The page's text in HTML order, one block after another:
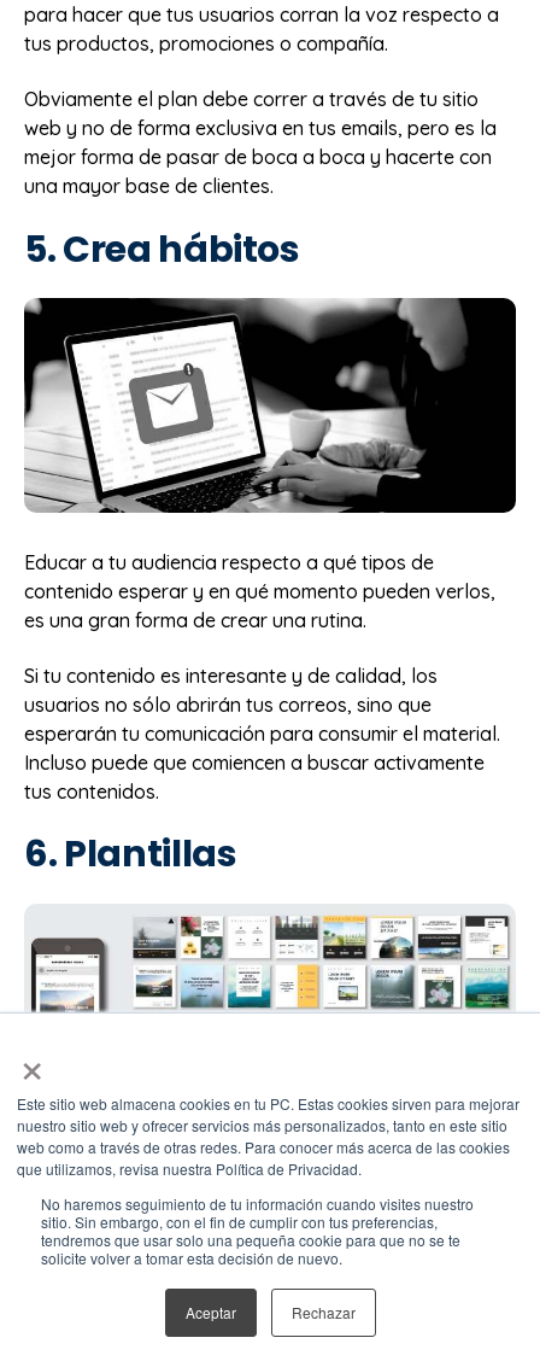
×
Este sitio web almacena cookies en tu PC. Estas cookies sirven para mejorar
nuestro sitio web y ofrecer servicios más personalizados, tanto en este sitio
web como a través de otras redes. Para conocer más acerca de las cookies
que utilizamos, revisa nuestra Política de Privacidad.
No haremos seguimiento de tu información cuando visites nuestro
sitio. Sin embargo, con el fin de cumplir con tus preferencias,
tendremos que usar solo una pequeña cookie para que no se te
solicite volver a tomar esta decisión de nuevo.
Aceptar Rechazar
para hacer que tus usuarios corran la voz respecto a
tus productos, promociones o compañía.
Obviamente el plan debe correr a través de tu sitio
web y no de forma exclusiva en tus emails, pero es la
mejor forma de pasar de boca a boca y hacerte con
una mayor base de clientes.
5. Crea hábitos
Educar a tu audiencia respecto a qué tipos de
contenido esperar y en qué momento pueden verlos,
es una gran forma de crear una rutina.
Si tu contenido es interesante y de calidad, los
usuarios no sólo abrirán tus correos, sino que
esperarán tu comunicación para consumir el material.
Incluso puede que comiencen a buscar activamente
tus contenidos.
6. Plantillas
Para generar un sentido de branding, es importante
elegir el formato correcto para elaborar tus correos.
Olvida el fondo blanco genérico y crea una imagen de
embelesen tu comunicación.